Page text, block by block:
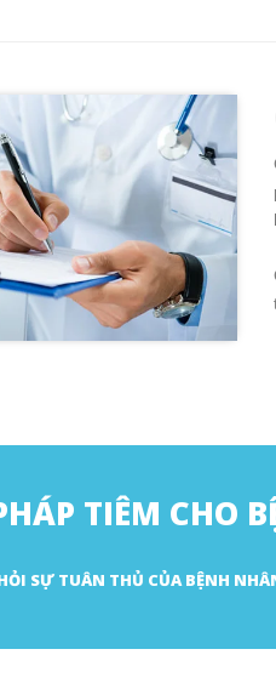
TIÊM CHO
SỰ TUÂN THỦ CỦA BỆNH